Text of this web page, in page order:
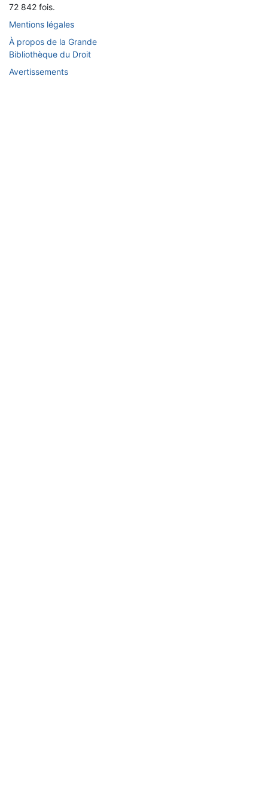
72 842 fois.
Mentions légales
À propos de la Grande
Bibliothèque du Droit
Avertissements